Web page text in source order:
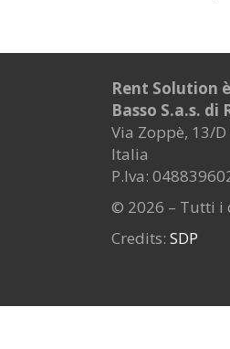
Rent Solution
Basso S.a.s. di
Via Zoppè, 13/D
Italia
P.Iva:
© 2026 – Tutti
Credits: SDP